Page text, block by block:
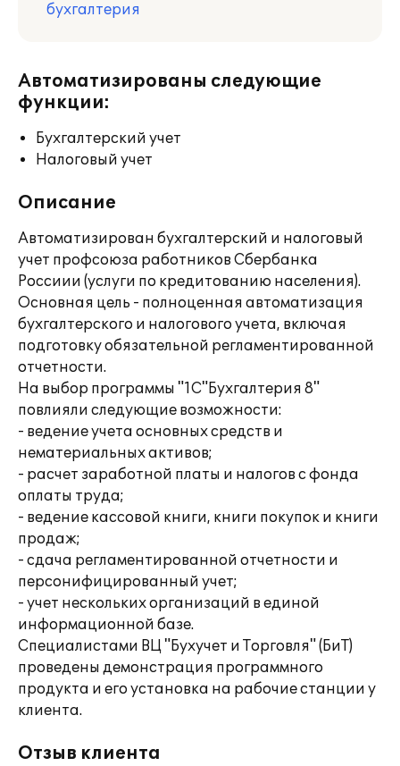
бухгалтерия
Автоматизированы следующие
функции:
Бухгалтерский учет
Налоговый учет
Описание
Автоматизирован бухгалтерский и налоговый
учет профсоюза работников Сбербанка
Россиии (услуги по кредитованию населения).
Основная цель - полноценная автоматизация
бухгалтерского и налогового учета, включая
подготовку обязательной регламентированной
отчетности.
На выбор программы "1С"Бухгалтерия 8"
повлияли следующие возможности:
- ведение учета основных средств и
нематериальных активов;
- расчет заработной платы и налогов с фонда
оплаты труда;
- ведение кассовой книги, книги покупок и книги
продаж;
- сдача регламентированной отчетности и
персонифицированный учет;
- учет нескольких организаций в единой
информационной базе.
Специалистами ВЦ "Бухучет и Торговля" (БиТ)
проведены демонстрация программного
продукта и его установка на рабочие станции у
клиента.
Отзыв клиента